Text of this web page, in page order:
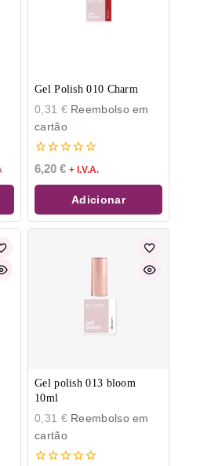
Gel Polish 010 Charm
0,31 €Reembolso em
cartão
0
de
5
6,20 € + I.V.A.
Adicionar
Gel polish 013 bloom
10ml
0,31 €Reembolso em
cartão